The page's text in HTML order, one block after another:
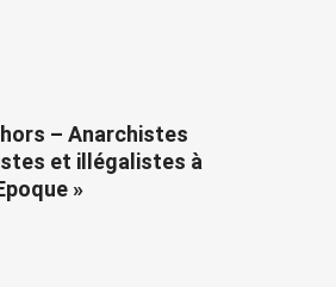
– Anarchistes
et illégalistes à
»